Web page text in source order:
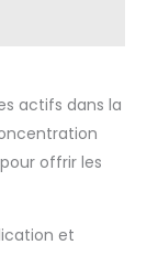
actifs dans la
offrir les
et